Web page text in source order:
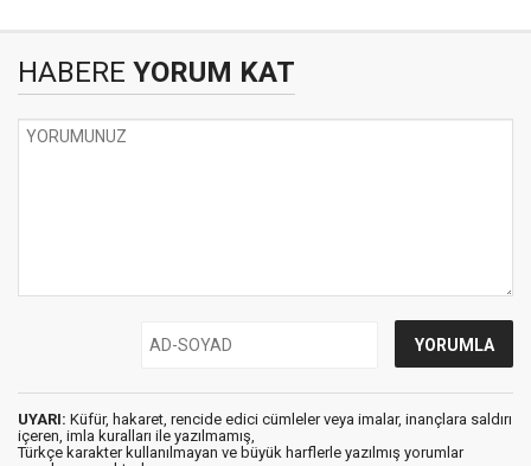
HABERE YORUM KAT
UYARI: Küfür, hakaret, rencide edici cümleler veya imalar, inançlara saldırı
içeren, imla kuralları ile yazılmamış,
Türkçe karakter kullanılmayan ve büyük harflerle yazılmış yorumlar